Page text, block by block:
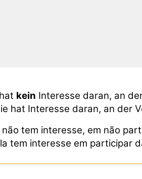
kein Interesse daran, an
hat Interesse daran, an der
não tem interesse, em não
tem interesse em participar